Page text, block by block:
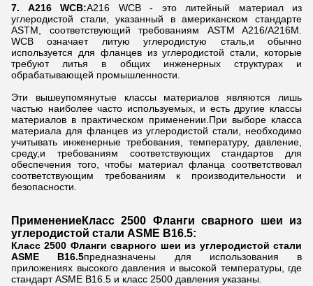
7. A216 WCB:A216 WCB - это литейный материал из
углеродистой стали, указанный в американском стандарте
ASTM, соответствующий требованиям ASTM A216/A216M.
WCB означает литую углеродистую сталь,и обычно
используется для фланцев из углеродистой стали, которые
требуют литья в общих инженерных структурах и
обрабатывающей промышленности.
Эти вышеупомянутые классы материалов являются лишь
частью наиболее часто используемых, и есть другие классы
материалов в практическом применении.При выборе класса
материала для фланцев из углеродистой стали, необходимо
учитывать инженерные требования, температуру, давление,
среду,и требованиям соответствующих стандартов для
обеспечения того, чтобы материал фланца соответствовал
соответствующим требованиям к производительности и
безопасности.
ПрименениеКласс 2500 Фланги сварного шеи из
углеродистой стали ASME B16.5:
Класс 2500 Фланги сварного шеи из углеродистой стали
ASME B16.5предназначены для использования в
приложениях высокого давления и высокой температуры, где
стандарт ASME B16.5 и класс 2500 давления указаны.